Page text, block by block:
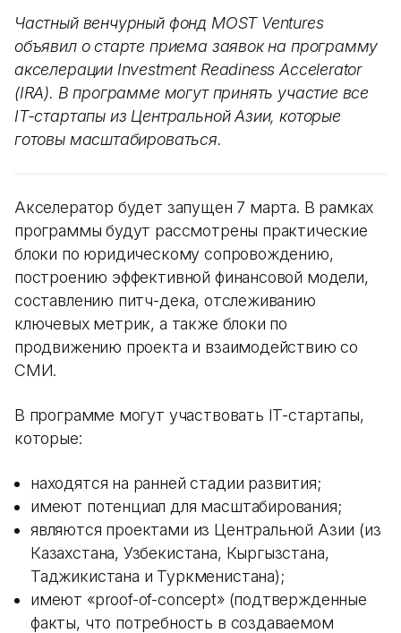
Частный венчурный фонд MOST Ventures
объявил о старте приема заявок на программу
акселерации Investment Readiness Accelerator
(IRA). В программе могут принять участие все
IT-стартапы из Центральной Азии, которые
готовы масштабироваться.
Акселератор будет запущен 7 марта. В рамках
программы будут рассмотрены практические
блоки по юридическому сопровождению,
построению эффективной финансовой модели,
составлению питч-дека, отслеживанию
ключевых метрик, а также блоки по
продвижению проекта и взаимодействию со
СМИ.
В программе могут участвовать IT-стартапы,
которые:
находятся на ранней стадии развития;
имеют потенциал для масштабирования;
являются проектами из Центральной Азии (из
Казахстана, Узбекистана, Кыргызстана,
Таджикистана и Туркменистана);
имеют «proof-of-concept» (подтвержденные
факты, что потребность в создаваемом